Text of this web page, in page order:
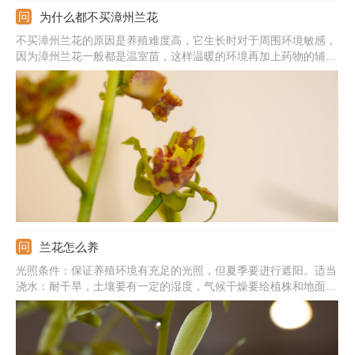
为什么都不买漳州兰花
不买漳州兰花的原因是养殖难度高，它生长时对于周围环境敏感，
因为漳州兰花一般都是温室苗，这样温暖的环境再加上药物的辅助
生长，购买后植株无法适应自然环境就会死亡。在养殖漳州兰花
时，应选择透气、疏松且肥沃的土壤，它的根系脆弱，土壤中不能
有积水，以免烂根，养殖环境的通风性还要足够好。
兰花怎么养
光照条件：保证养殖环境有充足的光照，但夏季要进行遮阳。适当
浇水：耐干旱，土壤要有一定的湿度，气候干燥要给植株和地面喷
水。基质环境：栽培基质要有良好的透气性，表面可铺上水苔进行
保水。注意事项：北方地区过冬要注意防寒，可搬到室内，并调整
温度在5℃以上。